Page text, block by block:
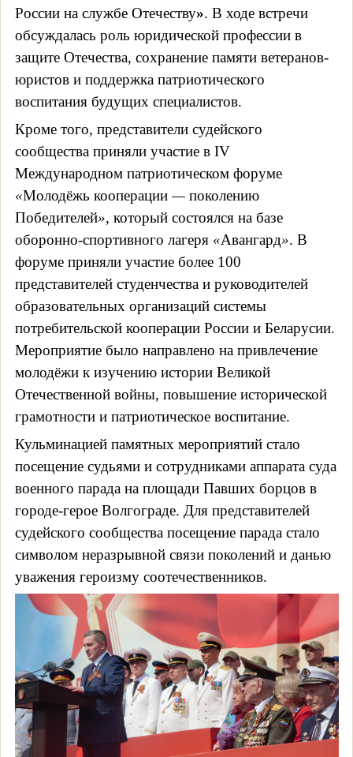
России на службе Отечеству». В ходе встречи
обсуждалась роль юридической профессии в
защите Отечества, сохранение памяти ветеранов-
юристов и поддержка патриотического
воспитания будущих специалистов.
Кроме того, представители судейского
сообщества приняли участие в IV
Международном патриотическом форуме
«Молодёжь кооперации— поколению
Победителей», который состоялся на базе
оборонно-спортивного лагеря «Авангард». В
форуме приняли участие более 100
представителей студенчества и руководителей
образовательных организаций системы
потребительской кооперации России и Беларусии.
Мероприятие было направлено на привлечение
молодёжи к изучению истории Великой
Отечественной войны, повышение исторической
грамотности и патриотическое воспитание.
Кульминацией памятных мероприятий стало
посещение судьями и сотрудниками аппарата суда
военного парада на площади Павших борцов в
городе-герое Волгограде. Для представителей
судейского сообщества посещение парада стало
символом неразрывной связи поколений и данью
уважения героизму соотечественников.